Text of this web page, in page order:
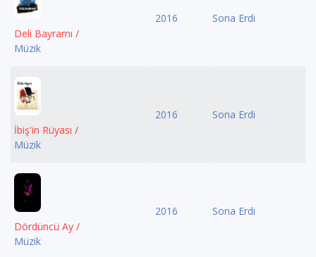
Deli Bayramı /
Müzik
2016 Sona Erdi
İbiş'in Rüyası /
Müzik
2016 Sona Erdi
Dördüncü Ay /
Müzik
2016 Sona Erdi